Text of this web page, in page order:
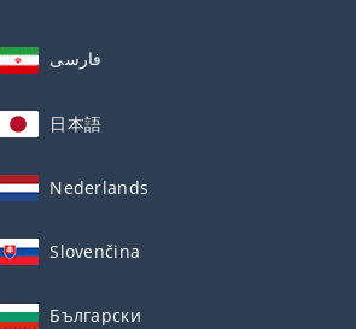
فارسی
日本語
Nederlands
Slovenčina
Български